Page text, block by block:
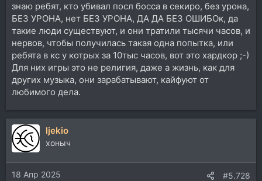
знаю ребят, кто убивал посл босса в секиро, без урона,
БЕЗ УРОНА, нет БЕЗ УРОНА, ДА ДА БЕЗ ОШИБОк, да
такие люди существуют, и они тратили тысячи часов, и
нервов, чтобы получилась такая одна попытка, или
ребята в кс у котрых за 10тыс часов, вот это хардкор ;-)
Для них игры это не религия, даже а жизнь, как для
других музыка, они зарабатывают, кайфуют от
любимого дела.
ljekio
хоныч
18 Апр 2025 #5.728